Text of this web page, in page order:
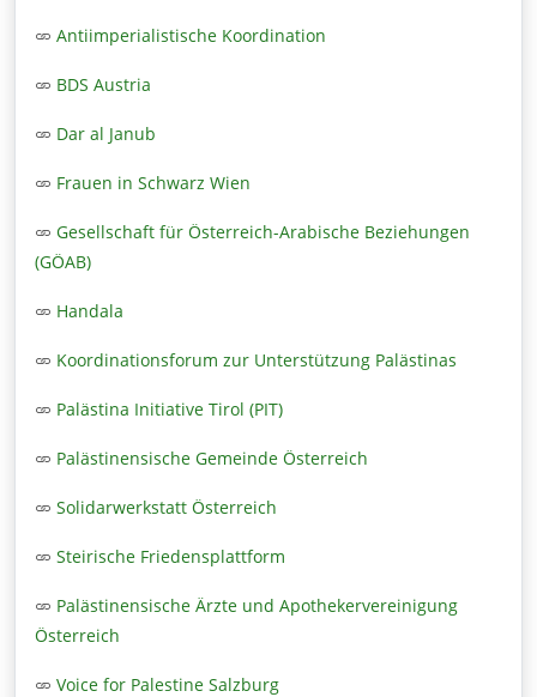
Antiimperialistische Koordination
BDS Austria
Dar al Janub
Frauen in Schwarz Wien
Gesellschaft für Österreich-Arabische Beziehungen
(GÖAB)
Handala
Koordinationsforum zur Unterstützung Palästinas
Palästina Initiative Tirol (PIT)
Palästinensische Gemeinde Österreich
Solidarwerkstatt Österreich
Steirische Friedensplattform
Palästinensische Ärzte und Apothekervereinigung
Österreich
Voice for Palestine Salzburg